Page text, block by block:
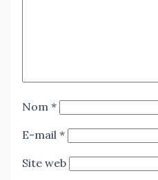
Nom *
E-mail *
Site web